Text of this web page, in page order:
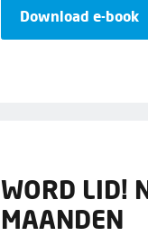
Download e-book
WORD LID!
MAANDEN